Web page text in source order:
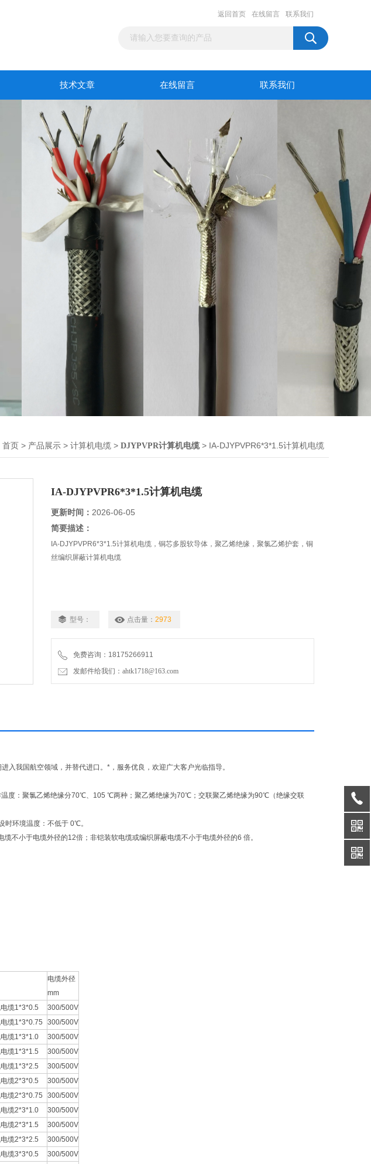
返回首页 在线留言 联系我们
技术文章 在线留言 联系我们
首页 > 产品展示 > 计算机电缆 > DJYPVPR计算机电缆> IA-DJYPVPR6*3*1.5计算机电缆
IA-DJYPVPR6*3*1.5计算机电缆
更新时间： 2026-06-05
简要描述：
IA-DJYPVPR6*3*1.5计算机电缆，铜芯多股软导体，聚乙烯绝缘，聚氯乙烯护套，铜
丝编织屏蔽计算机电缆
型号： 点击量： 2973
免费咨询：18175266911
发邮件给我们：ahtk1718@163.com
入我国航空领域，并替代进口。*，服务优良，欢迎广大客户光临指导。
度：聚氯乙烯绝缘分70℃、105 ℃两种；聚乙烯绝缘为70℃；交联聚乙烯绝缘为90℃（绝缘交联
环境温度：不低于 0℃。
不小于电缆外径的12倍；非铠装软电缆或编织屏蔽电缆不小于电缆外径的6 倍。
电缆外径
mm
缆1*3*0.5
300/500V
缆1*3*0.75
300/500V
缆1*3*1.0
300/500V
缆1*3*1.5
300/500V
缆1*3*2.5
300/500V
缆2*3*0.5
300/500V
缆2*3*0.75
300/500V
缆2*3*1.0
300/500V
缆2*3*1.5
300/500V
缆2*3*2.5
300/500V
缆3*3*0.5
300/500V